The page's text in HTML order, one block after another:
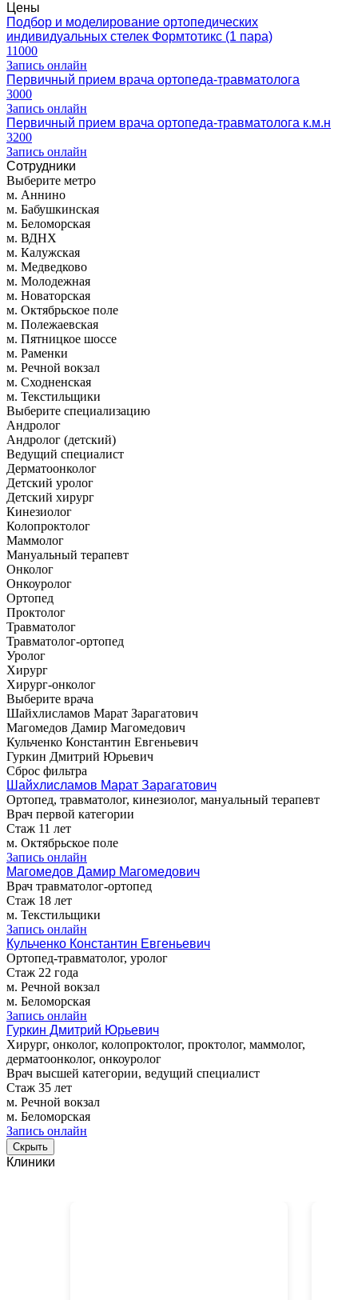
Цены
Подбор и моделирование ортопедических
индивидуальных стелек Формтотикс (1 пара)
11000
Запись онлайн
Первичный прием врача ортопеда-травматолога
3000
Запись онлайн
Первичный прием врача ортопеда-травматолога к.м.н
3200
Запись онлайн
Сотрудники
Выберите метро
м. Аннино
м. Бабушкинская
м. Беломорская
м. ВДНХ
м. Калужская
м. Медведково
м. Молодежная
м. Новаторская
м. Октябрьское поле
м. Полежаевская
м. Пятницкое шоссе
м. Раменки
м. Речной вокзал
м. Сходненская
м. Текстильщики
Выберите специализацию
Андролог
Андролог (детский)
Ведущий специалист
Дерматоонколог
Детский уролог
Детский хирург
Кинезиолог
Колопроктолог
Маммолог
Мануальный терапевт
Онколог
Онкоуролог
Ортопед
Проктолог
Травматолог
Травматолог-ортопед
Уролог
Хирург
Хирург-онколог
Выберите врача
Шайхлисламов Марат Зарагатович
Магомедов Дамир Магомедович
Кульченко Константин Евгеньевич
Гуркин Дмитрий Юрьевич
Сброс фильтра
Шайхлисламов Марат Зарагатович
Ортопед, травматолог, кинезиолог, мануальный терапевт
Врач первой категории
Стаж 11 лет
м. Октябрьское поле
Запись онлайн
Магомедов Дамир Магомедович
Врач травматолог-ортопед
Стаж 18 лет
м. Текстильщики
Запись онлайн
Кульченко Константин Евгеньевич
Ортопед-травматолог, уролог
Стаж 22 года
м. Речной вокзал
м. Беломорская
Запись онлайн
Гуркин Дмитрий Юрьевич
Хирург, онколог, колопроктолог, проктолог, маммолог,
дерматоонколог, онкоуролог
Врач высшей категории, ведущий специалист
Стаж 35 лет
м. Речной вокзал
м. Беломорская
Запись онлайн
Скрыть
Клиники